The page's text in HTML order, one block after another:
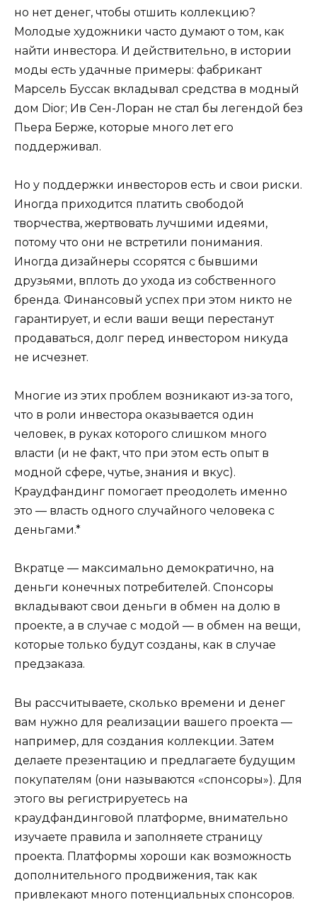
но нет денег, чтобы отшить коллекцию?
Молодые художники часто думают о том, как
найти инвестора. И действительно, в истории
моды есть удачные примеры: фабрикант
Марсель Буссак вкладывал средства в модный
дом Dior; Ив Сен-Лоран не стал бы легендой без
Пьера Берже, которые много лет его
поддерживал.
Но у поддержки инвесторов есть и свои риски.
Иногда приходится платить свободой
творчества, жертвовать лучшими идеями,
потому что они не встретили понимания.
Иногда дизайнеры ссорятся с бывшими
друзьями, вплоть до ухода из собственного
бренда. Финансовый успех при этом никто не
гарантирует, и если ваши вещи перестанут
продаваться, долг перед инвестором никуда
не исчезнет.
Многие из этих проблем возникают из-за того,
что в роли инвестора оказывается один
человек, в руках которого слишком много
власти (и не факт, что при этом есть опыт в
модной сфере, чутье, знания и вкус).
Краудфандинг помогает преодолеть именно
это — власть одного случайного человека с
деньгами.*
Вкратце — максимально демократично, на
деньги конечных потребителей. Спонсоры
вкладывают свои деньги в обмен на долю в
проекте, а в случае с модой — в обмен на вещи,
которые только будут созданы, как в случае
предзаказа.
Вы рассчитываете, сколько времени и денег
вам нужно для реализации вашего проекта —
например, для создания коллекции. Затем
делаете презентацию и предлагаете будущим
покупателям (они называются «спонсоры»). Для
этого вы регистрируетесь на
краудфандинговой платформе, внимательно
изучаете правила и заполняете страницу
проекта. Платформы хороши как возможность
дополнительного продвижения, так как
привлекают много потенциальных спонсоров.